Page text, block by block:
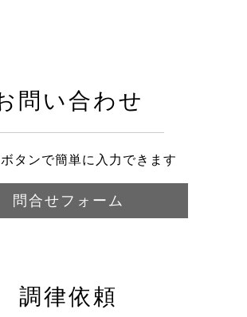
問い合わせ
タンで簡単に入力できます
問合せフォーム
調律依頼